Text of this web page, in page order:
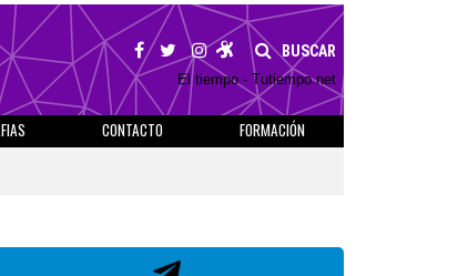
BUSCAR
El tiempo - Tutiempo.net
CONTACTO
FORMACIÓN